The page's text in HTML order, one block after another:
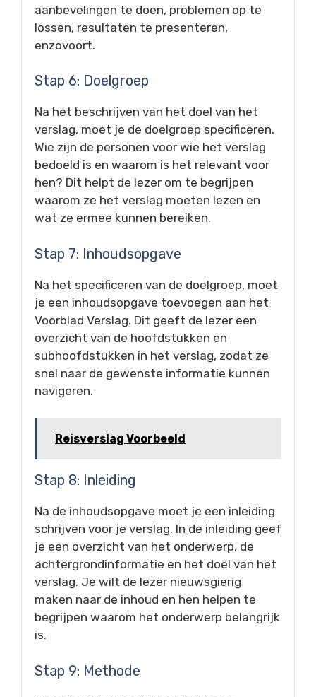
aanbevelingen te doen, problemen op te
lossen, resultaten te presenteren,
enzovoort.
Stap 6: Doelgroep
Na het beschrijven van het doel van het
verslag, moet je de doelgroep specificeren.
Wie zijn de personen voor wie het verslag
bedoeld is en waarom is het relevant voor
hen? Dit helpt de lezer om te begrijpen
waarom ze het verslag moeten lezen en
wat ze ermee kunnen bereiken.
Stap 7: Inhoudsopgave
Na het specificeren van de doelgroep, moet
je een inhoudsopgave toevoegen aan het
Voorblad Verslag. Dit geeft de lezer een
overzicht van de hoofdstukken en
subhoofdstukken in het verslag, zodat ze
snel naar de gewenste informatie kunnen
navigeren.
Reisverslag Voorbeeld
Stap 8: Inleiding
Na de inhoudsopgave moet je een inleiding
schrijven voor je verslag. In de inleiding geef
je een overzicht van het onderwerp, de
achtergrondinformatie en het doel van het
verslag. Je wilt de lezer nieuwsgierig
maken naar de inhoud en hen helpen te
begrijpen waarom het onderwerp belangrijk
is.
Stap 9: Methode